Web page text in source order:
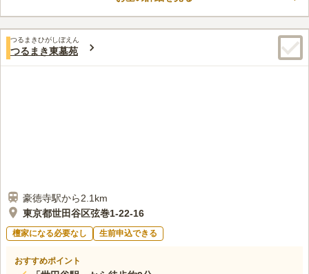
性の方のみでも安心して故人と語らうことができます。
口コミ評価
みんなの評価
50代男性
自宅から徒歩7分。この上なくアクセスは良好です。不満要素は
つるまきひがしぼえん
つるまき東墓苑
豪徳寺駅から2.1km
東京都世田谷区弦巻1-22-16
檀家になる必要なし 生前申込できる
おすすめポイント